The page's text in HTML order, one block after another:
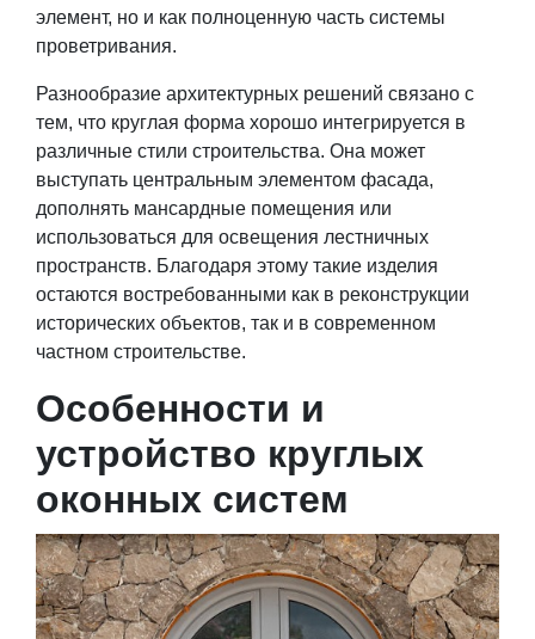
элемент, но и как полноценную часть системы
проветривания.
Разнообразие архитектурных решений связано с
тем, что круглая форма хорошо интегрируется в
различные стили строительства. Она может
выступать центральным элементом фасада,
дополнять мансардные помещения или
использоваться для освещения лестничных
пространств. Благодаря этому такие изделия
остаются востребованными как в реконструкции
исторических объектов, так и в современном
частном строительстве.
Особенности и
устройство круглых
оконных систем